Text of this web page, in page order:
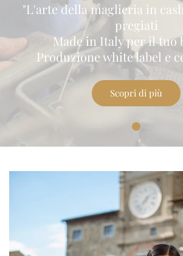
"L'arte della maglieria in
pregiati
Made in Italy per il tuo
Produzione white label e
Scopri di più